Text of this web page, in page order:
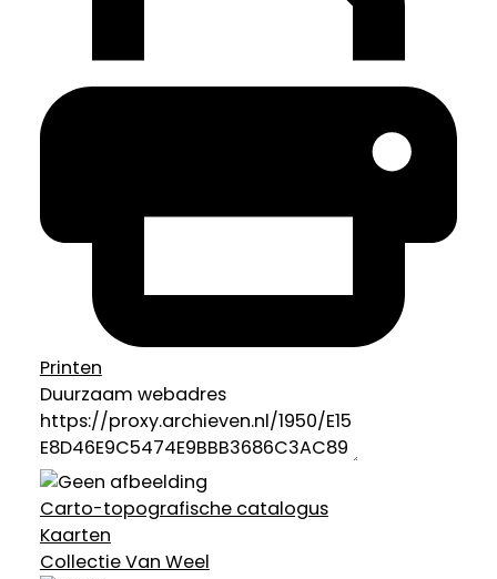
Printen
Duurzaam webadres
Carto-topografische catalogus
Kaarten
Collectie Van Weel